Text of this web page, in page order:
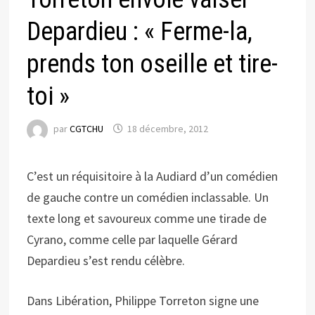
Depardieu : « Ferme-la,
prends ton oseille et tire-
toi »
parCGTCHU 18 décembre, 2012
C’est un réquisitoire à la Audiard d’un comédien
de gauche contre un comédien inclassable. Un
texte long et savoureux comme une tirade de
Cyrano, comme celle par laquelle Gérard
Depardieu s’est rendu célèbre.
Dans Libération, Philippe Torreton signe une